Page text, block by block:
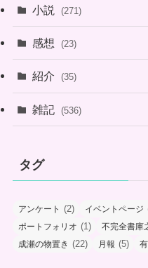
小説 (271)
感想 (23)
紹介 (35)
雑記 (536)
タグ
アンケート (2) イベントページ
ポートフォリオ (1) 不完全書庫
成瀬の物置き (22) 月報 (5)